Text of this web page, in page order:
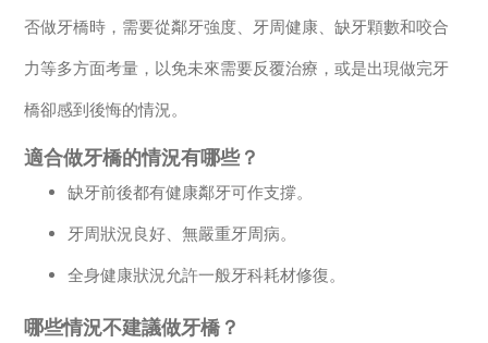
否做牙橋時，需要從鄰牙強度、牙周健康、缺牙顆數和咬合
力等多方面考量，以免未來需要反覆治療，或是出現做完牙
橋卻感到後悔的情況。
適合做牙橋的情況有哪些？
缺牙前後都有健康鄰牙可作支撐。
牙周狀況良好、無嚴重牙周病。
全身健康狀況允許一般牙科耗材修復。
哪些情況不建議做牙橋？